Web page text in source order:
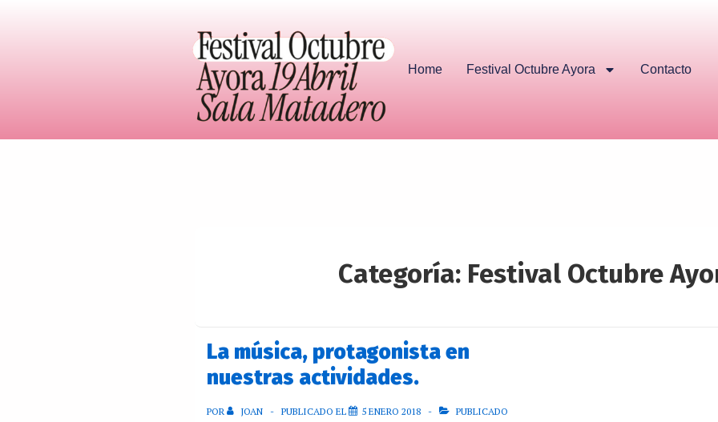
Home Festival Octubre Ayora Contacto
Categoría: Festival Octubre
La música, protagonista en
nuestras actividades.
POR JOAN PUBLICADO EL 5 ENERO 2018
PUBLICADO